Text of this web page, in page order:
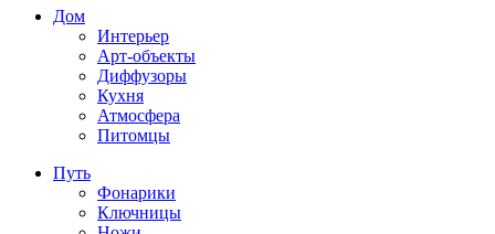
Дом
Интерьер
Арт-объекты
Диффузоры
Кухня
Атмосфера
Питомцы
Путь
Фонарики
Ключницы